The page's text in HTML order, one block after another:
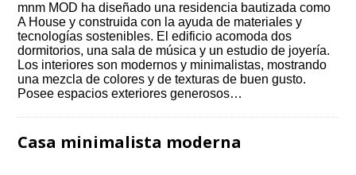
mnm MOD ha diseñado una residencia bautizada como
A House y construida con la ayuda de materiales y
tecnologías sostenibles. El edificio acomoda dos
dormitorios, una sala de música y un estudio de joyería.
Los interiores son modernos y minimalistas, mostrando
una mezcla de colores y de texturas de buen gusto.
Posee espacios exteriores generosos…
Casa minimalista moderna